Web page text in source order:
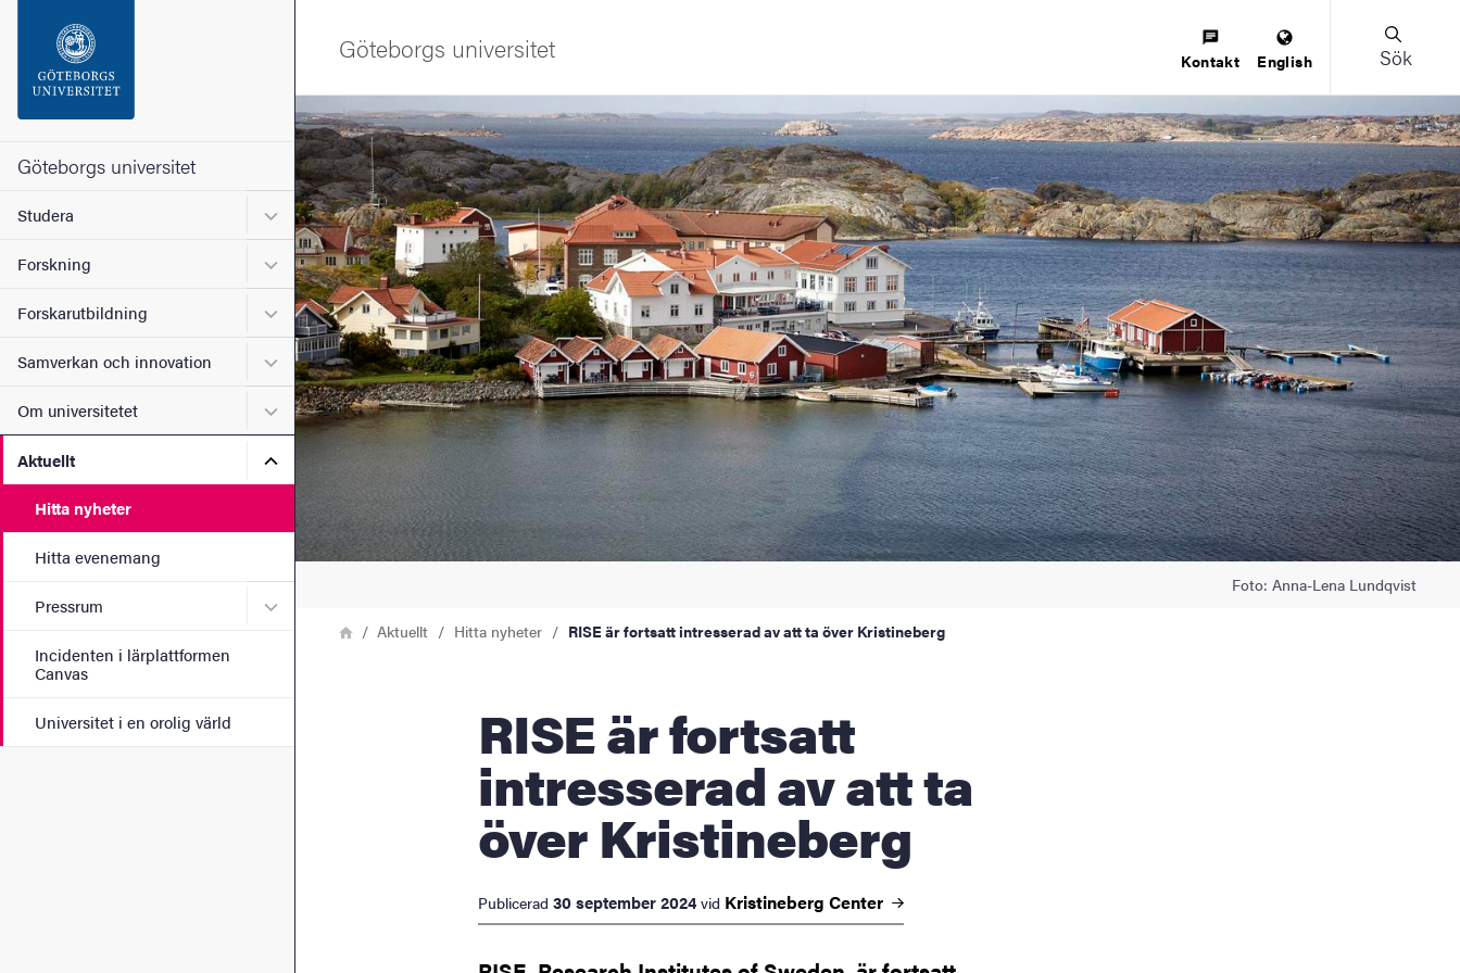
Sidfoten
Om webbplatsen
Göteborgs universitet
Studera Undermeny för Studera
Forskning Undermeny för Forskning
Forskarutbildning Undermeny för Forskarutbildning
Samverkan och innovation Undermeny för Samverkan och innovation
Om universitetet Undermeny för Om universitetet
Aktuellt Undermeny för Aktuellt
Hitta nyheter
Hitta evenemang
Pressrum Undermeny för Pressrum
Incidenten i lärplattformen
Canvas
Universitet i en orolig värld
Göteborgs universitet Kontakt English Sök
Bild
Foto: Anna-Lena Lundqvist
LänkstigHemAktuellt Hitta nyheter RISE är fortsatt intresserad av att ta över Kristineberg
RISE är fortsatt
intresserad av att ta
över Kristineberg
Publicerad 30 september 2024 vid Kristineberg Center